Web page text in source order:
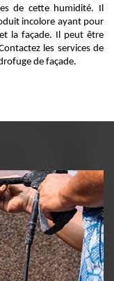
de cette humidité. Il
incolore ayant pour
la façade. Il peut être
les services de
de façade.